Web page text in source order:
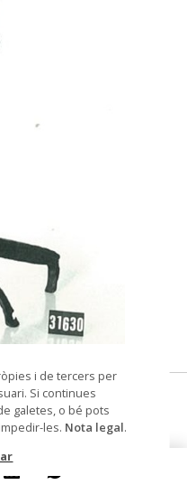
de
XVII-XVIII
i de tercers per
Si continues
galetes, o bé pots
les. Nota legal.